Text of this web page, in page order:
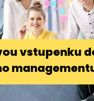
vstupenku